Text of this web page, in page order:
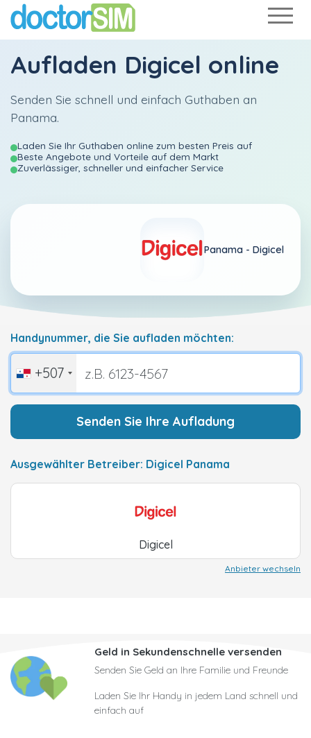
Aufladen Digicel online
Senden Sie schnell und einfach Guthaben an
Panama.
Laden Sie Ihr Guthaben online zum besten Preis auf
Beste Angebote und Vorteile auf dem Markt
Zuverlässiger, schneller und einfacher Service
Panama - Digicel
Handynummer, die Sie aufladen möchten:
+507
Senden Sie Ihre Aufladung
Ausgewählter Betreiber: Digicel Panama
Digicel
Anbieter wechseln
Geld in Sekundenschnelle versenden
Senden Sie Geld an Ihre Familie und Freunde
Laden Sie Ihr Handy in jedem Land schnell und
einfach auf